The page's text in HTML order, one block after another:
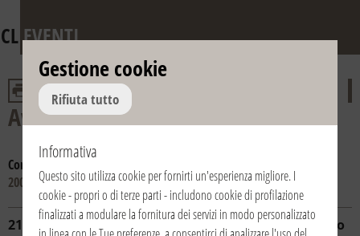
CLEVENTI
Avvento e Natale
Consulta gli anni:
2008
21/12/2008 | 17:30 | Italia / Italy | Casale Monferrato
Gestione cookie
Rifiuta tutto
Informativa
Questo sito utilizza cookie per fornirti un'esperienza migliore. I
cookie - propri o di terze parti - includono cookie di profilazione
finalizzati a modulare la fornitura dei servizi in modo personalizzato